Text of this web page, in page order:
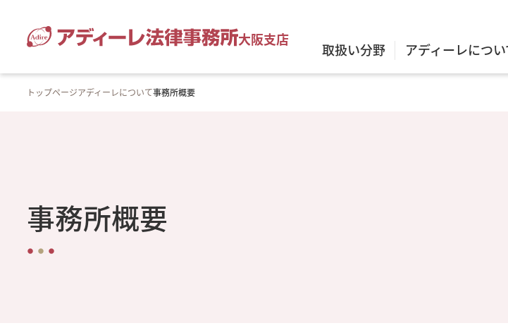
大阪支店
取扱い分野 アディーレについ
トップページアディーレについて事務所概要
事務所概要